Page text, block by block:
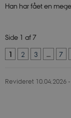
Han har fået en
Side 1 af 7
1
2 3 … 7
Revideret 10.04.2026 -